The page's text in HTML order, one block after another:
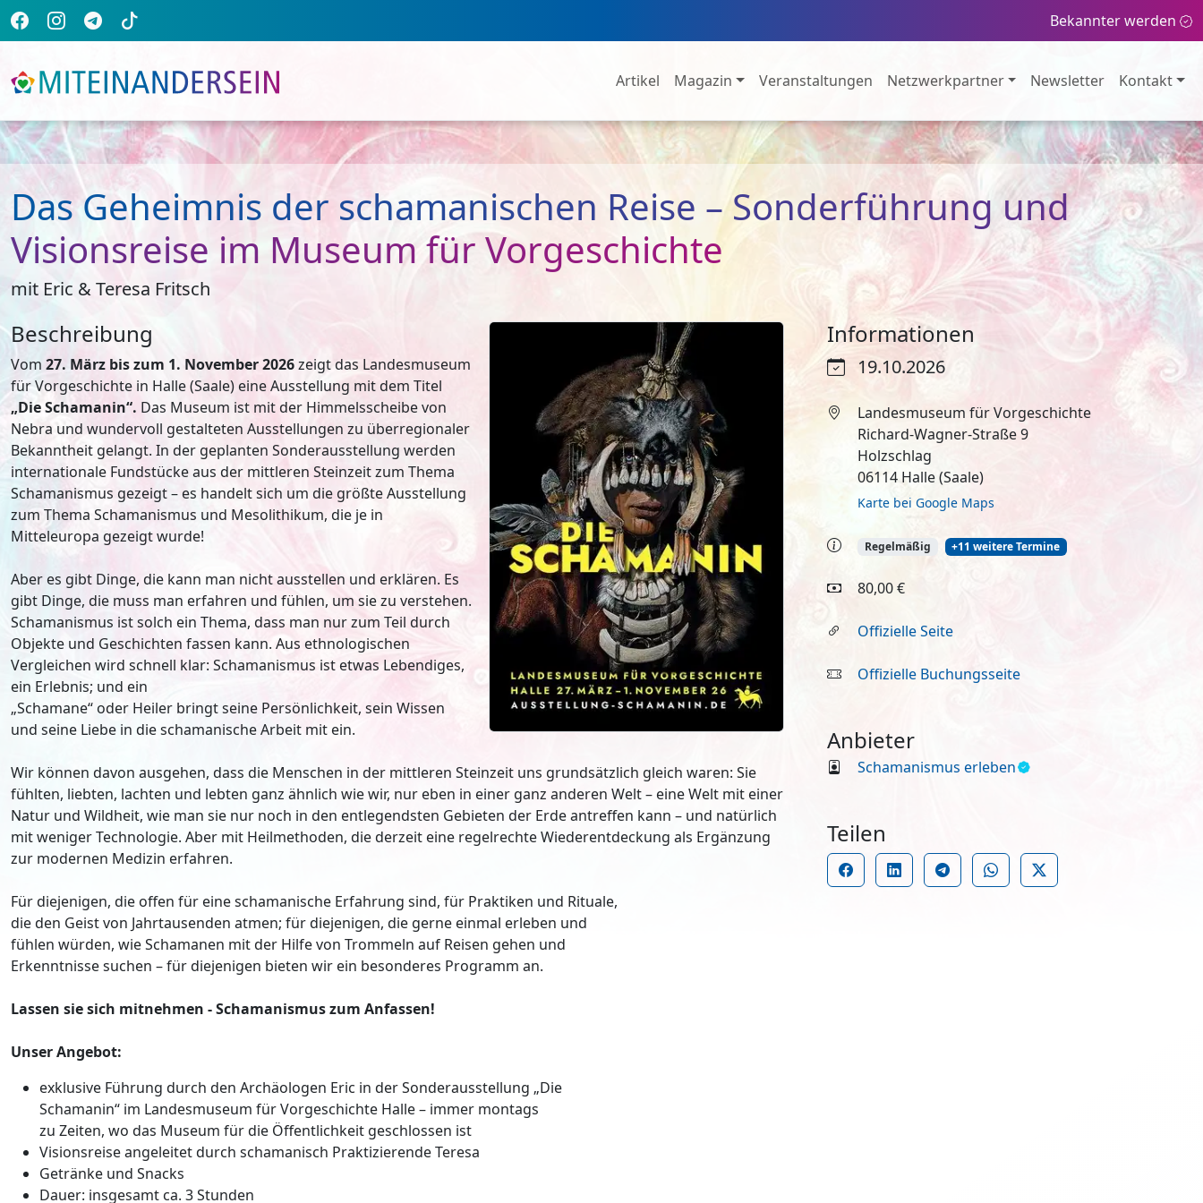
Bekannter werden
Artikel Magazin Veranstaltungen Netzwerkpartner Newsletter Kontakt
Das Geheimnis der schamanischen Reise – Sonderführung und
Visionsreise im Museum für Vorgeschichte
mit Eric & Teresa Fritsch
Informationen
19.10.2026
Landesmuseum für Vorgeschichte
Richard-Wagner-Straße 9
Holzschlag
06114 Halle (Saale)
Karte bei Google Maps
Regelmäßig +11 weitere Termine
80,00 €
Offizielle Seite
Offizielle Buchungsseite
Anbieter
Schamanismus erleben
Teilen
Beschreibung
Vom 27. März bis zum 1. November 2026zeigt das Landesmuseum
für Vorgeschichte in Halle (Saale) eine Ausstellung mit dem Titel
„Die Schamanin“. Das Museum ist mit der Himmelsscheibe von
Nebra und wundervoll gestalteten Ausstellungen zu überregionaler
Bekanntheit gelangt. In der geplanten Sonderausstellung werden
internationale Fundstücke aus der mittleren Steinzeit zum Thema
Schamanismus gezeigt – es handelt sich um die größte Ausstellung
zum Thema Schamanismus und Mesolithikum, die je in
Mitteleuropa gezeigt wurde!
Aber es gibt Dinge, die kann man nicht ausstellen und erklären. Es
gibt Dinge, die muss man erfahren und fühlen, um sie zu verstehen.
Schamanismus ist solch ein Thema, dass man nur zum Teil durch
Objekte und Geschichten fassen kann. Aus ethnologischen
Vergleichen wird schnell klar: Schamanismus ist etwas Lebendiges,
ein Erlebnis; und ein
„Schamane“ oder Heiler bringt seine Persönlichkeit, sein Wissen
und seine Liebe in die schamanische Arbeit mit ein.
Wir können davon ausgehen, dass die Menschen in der mittleren Steinzeit uns grundsätzlich gleich waren: Sie
fühlten, liebten, lachten und lebten ganz ähnlich wie wir, nur eben in einer ganz anderen Welt – eine Welt mit einer
Natur und Wildheit, wie man sie nur noch in den entlegendsten Gebieten der Erde antreffen kann – und natürlich
mit weniger Technologie. Aber mit Heilmethoden, die derzeit eine regelrechte Wiederentdeckung als Ergänzung
zur modernen Medizin erfahren.
Für diejenigen, die offen für eine schamanische Erfahrung sind, für Praktiken und Rituale,
die den Geist von Jahrtausenden atmen; für diejenigen, die gerne einmal erleben und
fühlen würden, wie Schamanen mit der Hilfe von Trommeln auf Reisen gehen und
Erkenntnisse suchen – für diejenigen bieten wir ein besonderes Programm an.
Lassen sie sich mitnehmen - Schamanismus zum Anfassen!
Unser Angebot:
exklusive Führung durch den Archäologen Eric in der Sonderausstellung „Die
Schamanin“ im Landesmuseum für Vorgeschichte Halle – immer montags
zu Zeiten, wo das Museum für die Öffentlichkeit geschlossen ist
Visionsreise angeleitet durch schamanisch Praktizierende Teresa
Getränke und Snacks
Dauer: insgesamt ca. 3 Stunden